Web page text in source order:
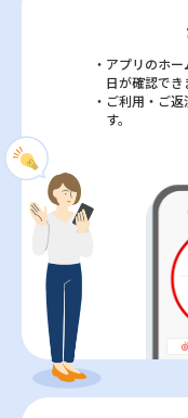
・アプリのホ
日が確認でき
・ご利用・ご
す。